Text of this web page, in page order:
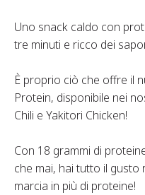
Uno snack caldo con
tre minuti e ricco dei
È proprio ciò che offre il
Protein, disponibile nei
Chili e Yakitori Chicken!
Con 18 grammi di
che mai, hai tutto il
marcia in più di proteine!